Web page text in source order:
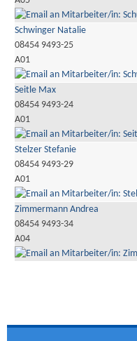
Schwinger Natalie
08454 9493-25
A01
Seitle Max
08454 9493-24
A01
Stelzer Stefanie
08454 9493-29
A01
Zimmermann Andrea
08454 9493-34
A04